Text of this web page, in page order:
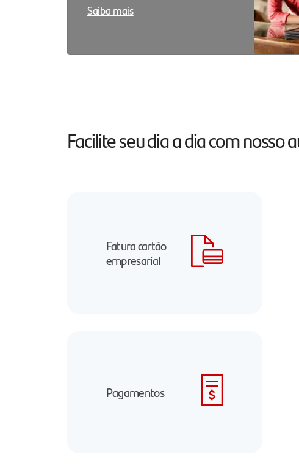
Saiba mais
Facilite seu dia a dia com nosso
Fatura cartão
empresarial
Pagamentos